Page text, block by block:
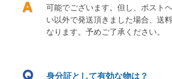
可能でございます。但し、ポスト
い以外で発送頂きました場合、送
なります。予めご了承ください。
身分証として有効な物は？